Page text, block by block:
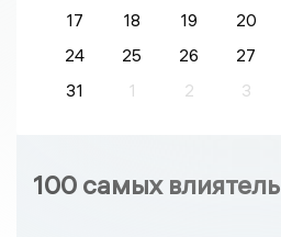
17
18 19 20
24
25 26 27
31
1 2 3
100 самых